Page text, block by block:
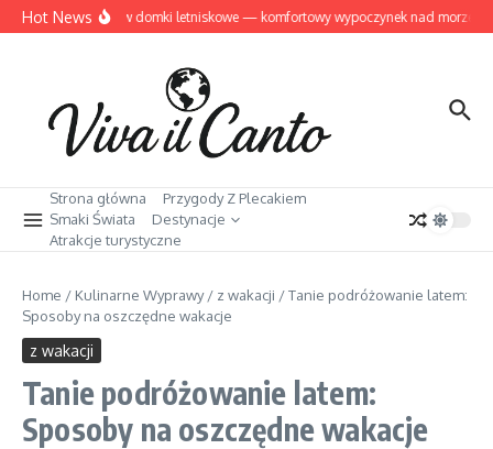
Przejdź do treści
Hot NewsDziwnów domki letniskowe — komfortowy wypoczynek nad morzem
Strona główna
Przygody Z Plecakiem
Smaki Świata
Destynacje
Atrakcje turystyczne
Home / Kulinarne Wyprawy/ z wakacji /Tanie podróżowanie latem:
Sposoby na oszczędne wakacje
z wakacji
Tanie podróżowanie latem:
Sposoby na oszczędne wakacje